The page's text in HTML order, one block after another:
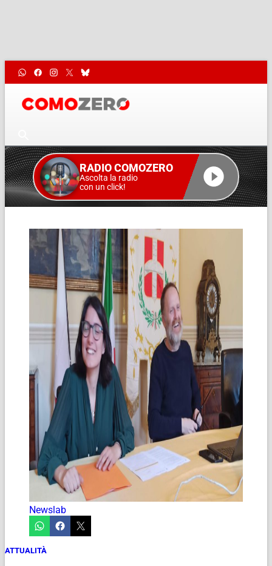
RADIO COMOZERO
Ascolta la radio
con un click!
Newslab
ATTUALITÀ